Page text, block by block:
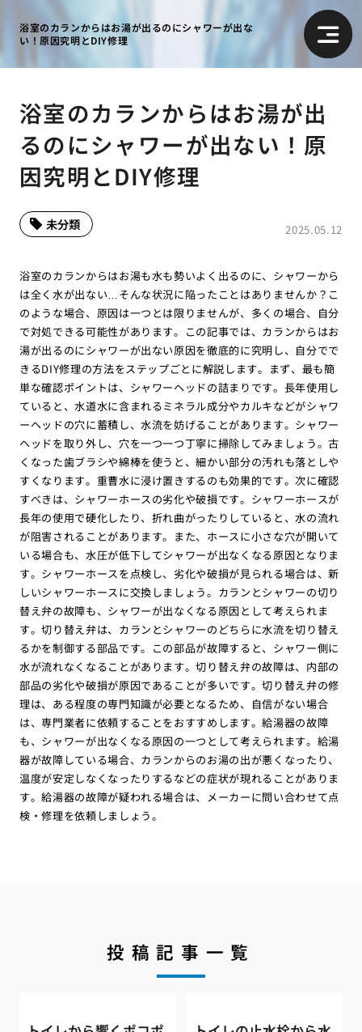
浴室のカランからはお湯が出るのにシャワーが出な
い！原因究明とDIY修理
浴室のカランからはお湯が出
るのにシャワーが出ない！原
因究明とDIY修理
2025.05.12
未分類
浴室のカランからはお湯も水も勢いよく出るのに、シャワーから
は全く水が出ない…そんな状況に陥ったことはありませんか？こ
のような場合、原因は一つとは限りませんが、多くの場合、自分
で対処できる可能性があります。この記事では、カランからはお
湯が出るのにシャワーが出ない原因を徹底的に究明し、自分でで
きるDIY修理の方法をステップごとに解説します。まず、最も簡
単な確認ポイントは、シャワーヘッドの詰まりです。長年使用し
ていると、水道水に含まれるミネラル成分やカルキなどがシャワ
ーヘッドの穴に蓄積し、水流を妨げることがあります。シャワー
ヘッドを取り外し、穴を一つ一つ丁寧に掃除してみましょう。古
くなった歯ブラシや綿棒を使うと、細かい部分の汚れも落としや
すくなります。重曹水に浸け置きするのも効果的です。次に確認
すべきは、シャワーホースの劣化や破損です。シャワーホースが
長年の使用で硬化したり、折れ曲がったりしていると、水の流れ
が阻害されることがあります。また、ホースに小さな穴が開いて
いる場合も、水圧が低下してシャワーが出なくなる原因となりま
す。シャワーホースを点検し、劣化や破損が見られる場合は、新
しいシャワーホースに交換しましょう。カランとシャワーの切り
替え弁の故障も、シャワーが出なくなる原因として考えられま
す。切り替え弁は、カランとシャワーのどちらに水流を切り替え
るかを制御する部品です。この部品が故障すると、シャワー側に
水が流れなくなることがあります。切り替え弁の故障は、内部の
部品の劣化や破損が原因であることが多いです。切り替え弁の修
理は、ある程度の専門知識が必要となるため、自信がない場合
は、専門業者に依頼することをおすすめします。給湯器の故障
も、シャワーが出なくなる原因の一つとして考えられます。給湯
器が故障している場合、カランからのお湯の出が悪くなったり、
温度が安定しなくなったりするなどの症状が現れることがありま
す。給湯器の故障が疑われる場合は、メーカーに問い合わせて点
検・修理を依頼しましょう。
投稿記事一覧